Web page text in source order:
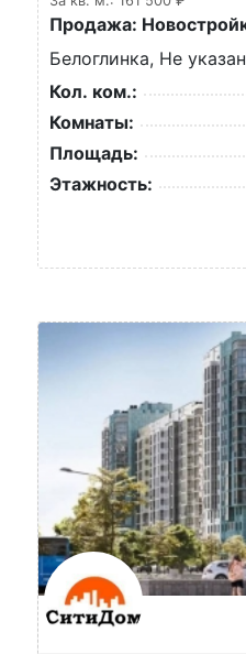
Продажа:
Белоглинка, Не
Кол. ком.:
Комнаты:
Площадь:
Этажность: